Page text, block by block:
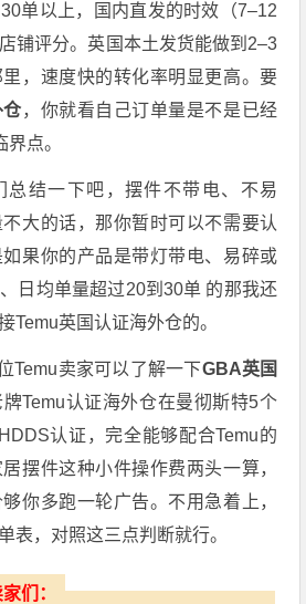
单以上，国内直发的时效（7–12
铺评分。英国本土发货能做到2–3
，速度快的转化率明显更高。要
，你就看自己订单量是不是已经
界点。
总结一下吧，摆件不带电、不易
大的话，那你暂时可以不需要认
果你的产品是带灯带电、易碎或
日均单量超过20到30单 的那我还
Temu英国认证海外仓的。
Temu卖家可以了解一下GBA英国
牌Temu认证海外仓在曼彻斯特5个
认证，完全能够配合Temu的
摆件这种小件操作费两头一算，
你多跑一轮广告。不用急着上，
表，对照这三点判断就行。
们：